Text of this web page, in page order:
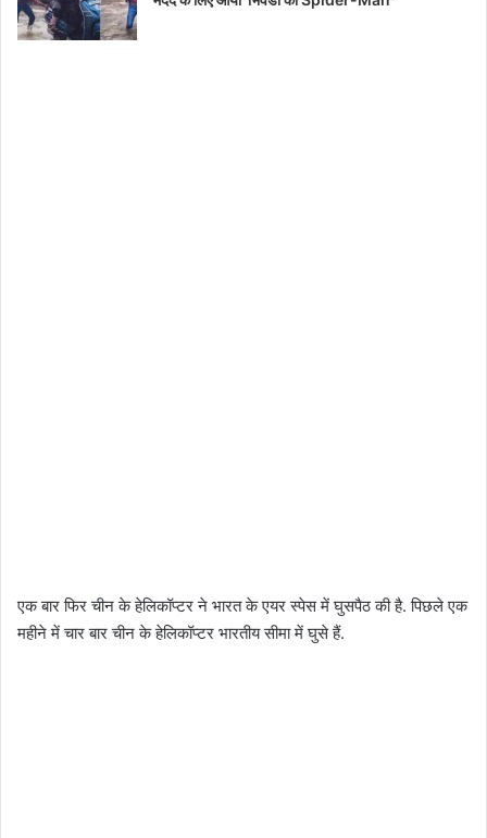
एक बार फिर चीन के हेलिकॉप्टर ने भारत के एयर स्पेस में घुसपैठ की है. पिछले एक
महीने में चार बार चीन के हेलिकॉप्टर भारतीय सीमा में घुसे हैं.